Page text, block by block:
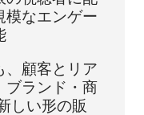
模なエンゲー
、顧客とリア
ブランド・商
しい形の販